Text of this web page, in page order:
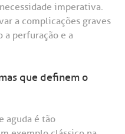
imperativa.
a complicações graves
perfuração e a
que definem o
aguda é tão